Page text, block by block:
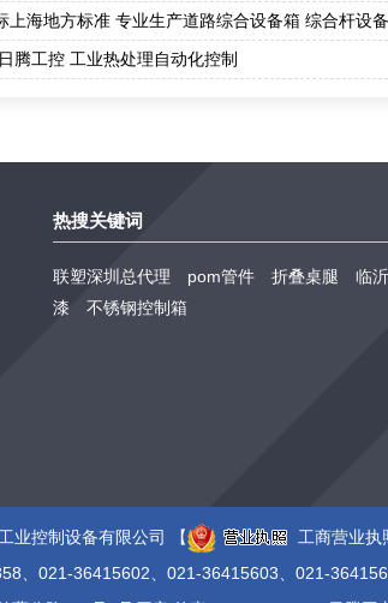
上海地方标准 专业生产道路综合设备箱 综合杆设
腾工控 工业热处理自动化控制
热搜关键词
联塑深圳总代理 pom管件 折叠桌腿
临
漆
不锈钢控制箱
业控制设备有限公司 【
工商营业执
、021-36415602、021-36415603、021-